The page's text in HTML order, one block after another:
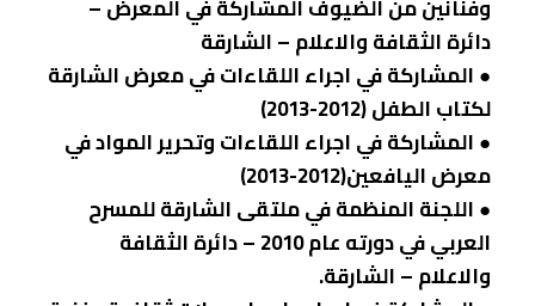
وفنانين من الضيوف المشاركة في المعرض –
دائرة الثقافة والاعلام – الشارقة
● المشاركة في اجراء اللقاءات في معرض الشارقة
لكتاب الطفل (2012-2013)
● المشاركة في اجراء اللقاءات وتحرير المواد في
معرض اليافعين(2012-2013)
● اللجنة المنظمة في ملتقى الشارقة للمسرح
العربي في دورته عام 2010 – دائرة الثقافة
والاعلام – الشارقة.